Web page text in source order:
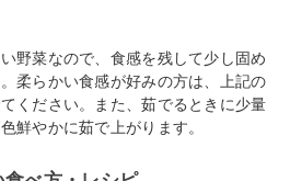
野菜なので、食感を残して少し固め
柔らかい食感が好みの方は、上記の
ください。また、茹でるときに少量
鮮やかに茹で上がります。